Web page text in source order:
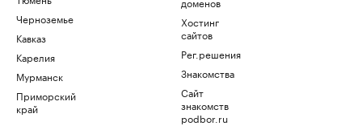
Черноземье
Кавказ
Карелия
Мурманск
Приморский
край
Хостинг
сайтов
Рег.решения
Знакомства
Сайт
знакомств
podbor.ru